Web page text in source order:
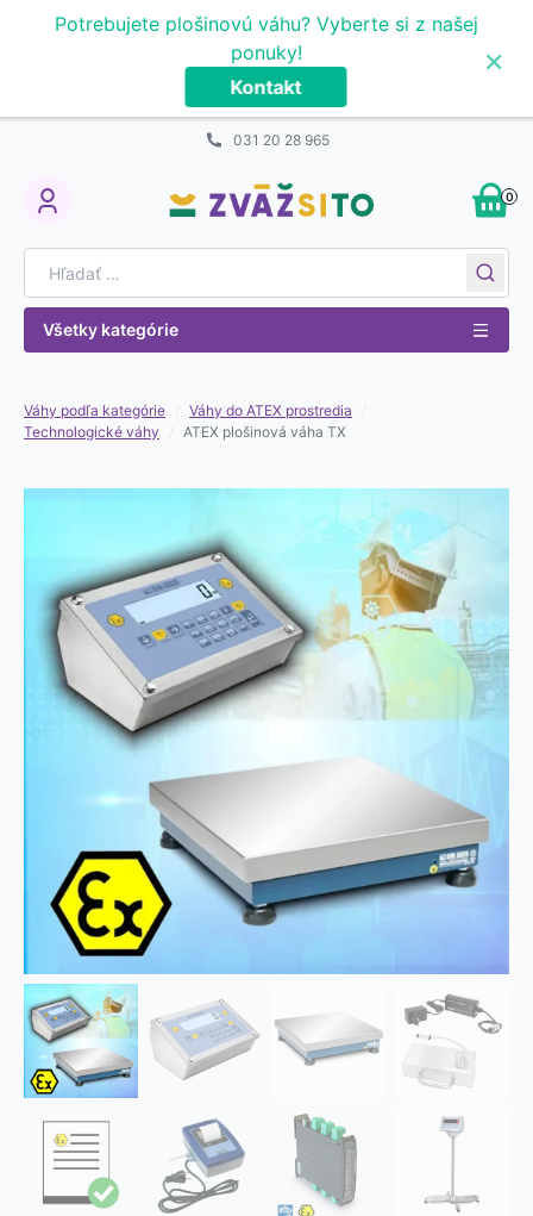
Potrebujete plošinovú váhu? Vyberte si z našej
ponuky!
Kontakt
×
031 20 28 965
My Account
0
Všetky kategórie
Váhy podľa kategórie Váhy do ATEX prostredia
Technologické váhy
ATEX plošinová váha TX